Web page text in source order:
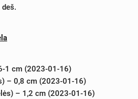
1 cm (2023-01-16)
– 0,8 cm (2023-01-16)
– 1,2 cm (2023-01-16)